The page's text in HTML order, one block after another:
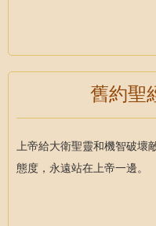
舊約聖
上帝給大衛聖靈和機智破壞
態度，永遠站在上帝一邊。